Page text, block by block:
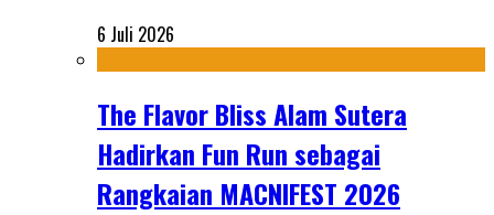
6 Juli 2026
The Flavor Bliss Alam Sutera
Hadirkan Fun Run sebagai
Rangkaian MACNIFEST 2026